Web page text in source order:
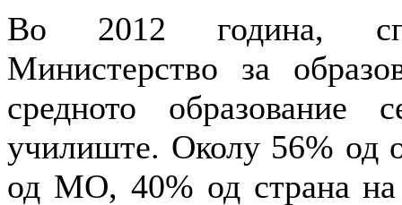
Во 2012 година,
Министерство за
средното
училиште. Околу 56% од
од МО, 40% од страна на